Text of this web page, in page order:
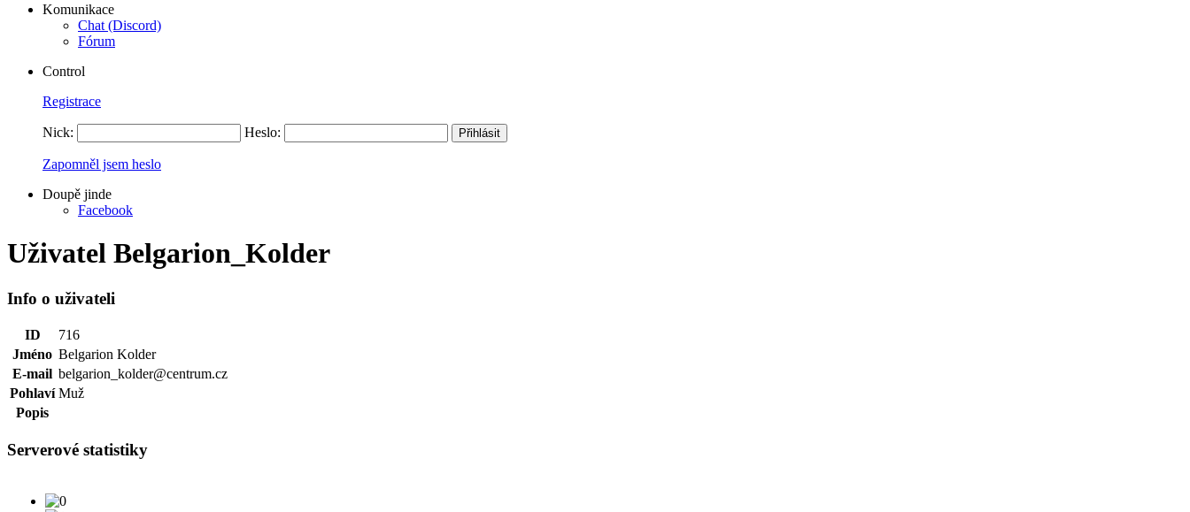
Komunikace
Chat (Discord)
Fórum
Control
Registrace
Nick: Heslo:
Zapomněl jsem heslo
Doupě jinde
Facebook
Uživatel Belgarion_Kolder
Info o uživateli
ID
716
Jméno Belgarion Kolder
E-mail belgarion_kolder@centrum.cz
Pohlaví Muž
Popis
Serverové statistiky